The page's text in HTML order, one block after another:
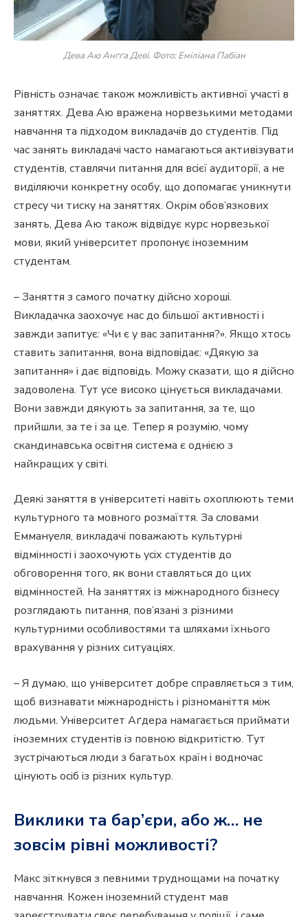
Дева Аю Анґґа Деві. Фото: Еміліана Пабіан
Рівність означає також можливість активної участі в
заняттях. Дева Аю вражена норвезькими методами
навчання та підходом викладачів до студентів. Під
час занять викладачі часто намагаються активізувати
студентів, ставлячи питання для всієї аудиторії, а не
виділяючи конкретну особу, що допомагає уникнути
стресу чи тиску на заняттях. Окрім обов’язкових
занять, Дева Аю також відвідує курс норвезької
мови, який університет пропонує іноземним
студентам.
– Заняття з самого початку дійсно хороші.
Викладачка заохочує нас до більшої активності і
завжди запитує: «Чи є у вас запитання?». Якщо хтось
ставить запитання, вона відповідає: «Дякую за
запитання» і дає відповідь. Можу сказати, що я дійсно
задоволена. Тут усе високо цінується викладачами.
Вони завжди дякують за запитання, за те, що
прийшли, за те і за це. Тепер я розумію, чому
скандинавська освітня система є однією з
найкращих у світі.
Деякі заняття в університеті навіть охоплюють теми
культурного та мовного розмаїття. За словами
Еммануеля, викладачі поважають культурні
відмінності і заохочують усіх студентів до
обговорення того, як вони ставляться до цих
відмінностей. На заняттях із міжнародного бізнесу
розглядають питання, пов’язані з різними
культурними особливостями та шляхами їхнього
врахування у різних ситуаціях.
– Я думаю, що університет добре справляється з тим,
щоб визнавати міжнародність і різноманіття між
людьми. Університет Аґдера намагається приймати
іноземних студентів із повною відкритістю. Тут
зустрічаються люди з багатьох країн і водночас
цінують осіб із різних культур.
Виклики та бар’єри, або ж… не
зовсім рівні можливості?
Макс зіткнувся з певними труднощами на початку
навчання. Кожен іноземний студент мав